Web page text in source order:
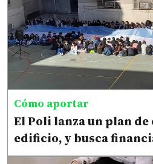
Cómo aportar
El Poli lanza un plan de
edificio, y busca